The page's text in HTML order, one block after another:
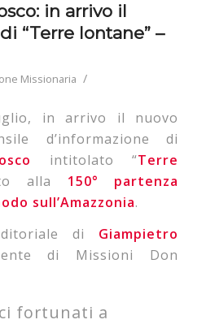
in arrivo il
“Terre lontane” –
Missionaria /
in arrivo il nuovo
d’informazione di
intitolato “Terre
alla 150° partenza
sull’Amazzonia.
di Giampietro
di Missioni Don
fortunati a